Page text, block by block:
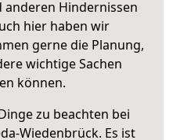
Hindernissen
hier haben wir
gerne die Planung,
wichtige Sachen
können.
zu beachten bei
Wiedenbrück. Es ist